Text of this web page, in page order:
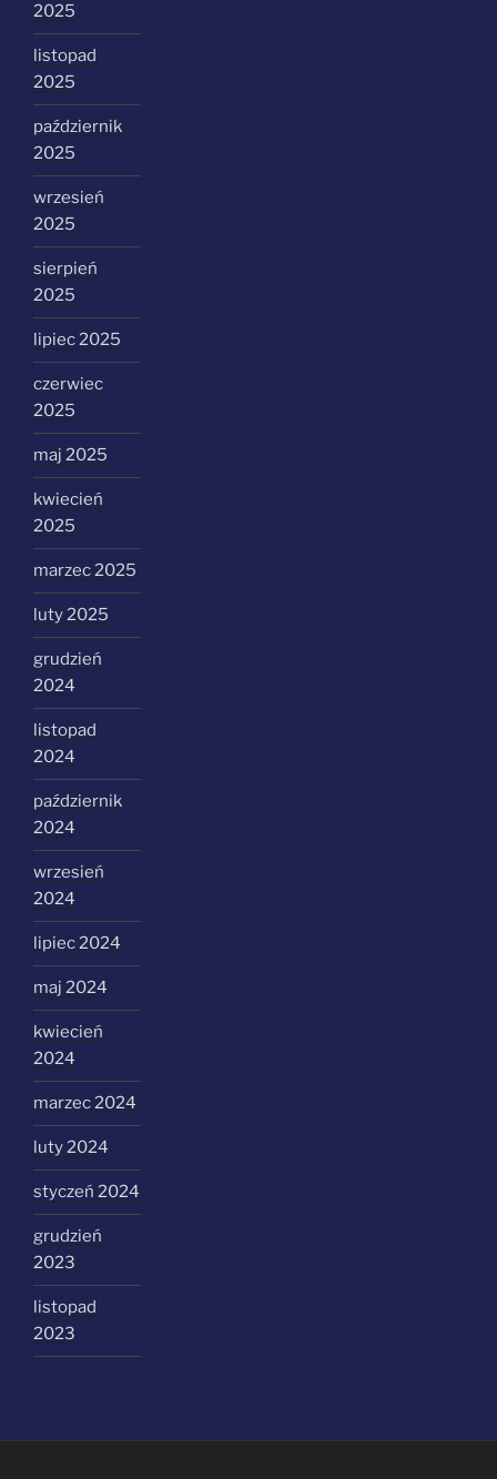
2025
listopad
2025
październik
2025
wrzesień
2025
sierpień
2025
lipiec 2025
czerwiec
2025
maj 2025
kwiecień
2025
marzec 2025
luty 2025
grudzień
2024
listopad
2024
październik
2024
wrzesień
2024
lipiec 2024
maj 2024
kwiecień
2024
marzec 2024
luty 2024
styczeń 2024
grudzień
2023
listopad
2023